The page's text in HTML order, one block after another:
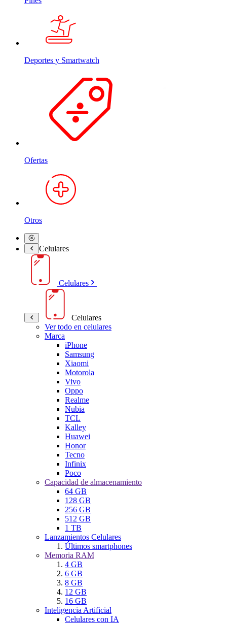
Deportes y Smartwatch
Ofertas
Otros
Celulares
Celulares
Celulares
Ver todo en celulares
Marca
iPhone
Samsung
Xiaomi
Motorola
Vivo
Oppo
Realme
Nubia
TCL
Kalley
Huawei
Honor
Tecno
Infinix
Poco
Capacidad de almacenamiento
64 GB
128 GB
256 GB
512 GB
1 TB
Lanzamientos Celulares
Últimos smartphones
Memoria RAM
4 GB
6 GB
8 GB
12 GB
16 GB
Inteligencia Artificial
Celulares con IA